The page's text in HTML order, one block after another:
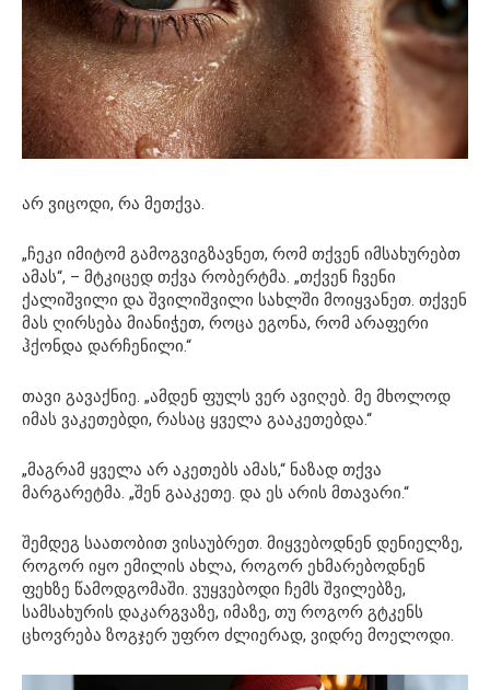
არ ვიცოდი, რა მეთქვა.
„ჩეკი იმიტომ გამოგვიგზავნეთ, რომ თქვენ იმსახურებთ
ამას“, – მტკიცედ თქვა რობერტმა. „თქვენ ჩვენი
ქალიშვილი და შვილიშვილი სახლში მოიყვანეთ. თქვენ
მას ღირსება მიანიჭეთ, როცა ეგონა, რომ არაფერი
ჰქონდა დარჩენილი.“
თავი გავაქნიე. „ამდენ ფულს ვერ ავიღებ. მე მხოლოდ
იმას ვაკეთებდი, რასაც ყველა გააკეთებდა.“
„მაგრამ ყველა არ აკეთებს ამას,“ ნაზად თქვა
მარგარეტმა. „შენ გააკეთე. და ეს არის მთავარი.“
შემდეგ საათობით ვისაუბრეთ. მიყვებოდნენ დენიელზე,
როგორ იყო ემილის ახლა, როგორ ეხმარებოდნენ
ფეხზე წამოდგომაში. ვუყვებოდი ჩემს შვილებზე,
სამსახურის დაკარგვაზე, იმაზე, თუ როგორ გტკენს
ცხოვრება ზოგჯერ უფრო ძლიერად, ვიდრე მოელოდი.